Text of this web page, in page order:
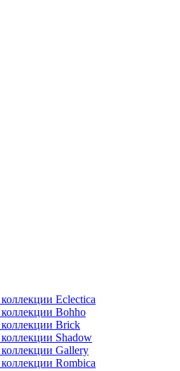
Eclectica
Bohho
Brick
Shadow
Gallery
Rombica